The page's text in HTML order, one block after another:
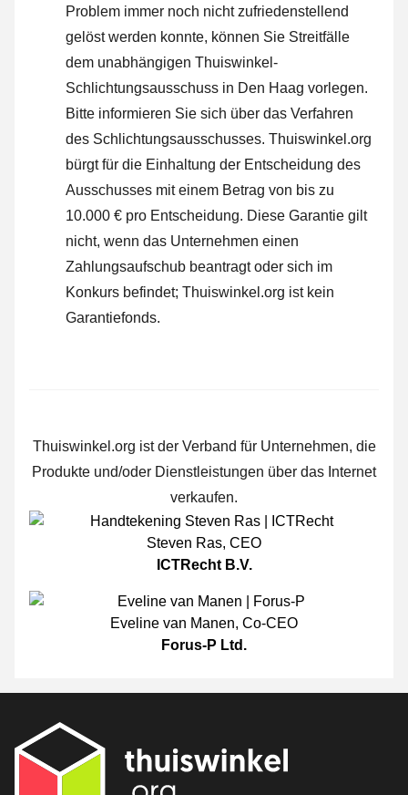
Problem immer noch nicht zufriedenstellend
gelöst werden konnte, können Sie Streitfälle
dem unabhängigen Thuiswinkel-
Schlichtungsausschuss in Den Haag vorlegen.
Bitte informieren Sie sich über das Verfahren
des Schlichtungsausschusses. Thuiswinkel.org
bürgt für die Einhaltung der Entscheidung des
Ausschusses mit einem Betrag von bis zu
10.000 € pro Entscheidung. Diese Garantie gilt
nicht, wenn das Unternehmen einen
Zahlungsaufschub beantragt oder sich im
Konkurs befindet; Thuiswinkel.org ist kein
Garantiefonds.
Thuiswinkel.org ist der Verband für Unternehmen, die
Produkte und/oder Dienstleistungen über das Internet
verkaufen.
Steven Ras, CEO
ICTRecht B.V.
Eveline van Manen, Co-CEO
Forus-P Ltd.